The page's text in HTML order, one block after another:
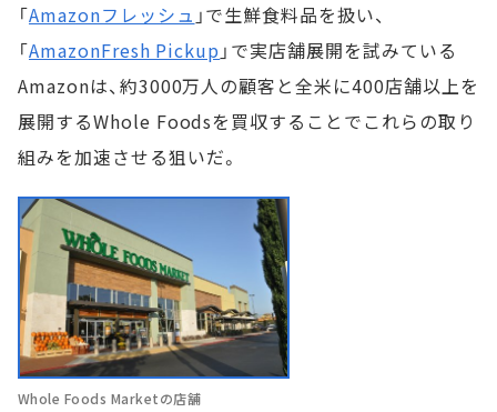
「Amazonフレッシュ 」で生鮮食料品を扱い、
「AmazonFresh Pickup 」で実店舗展開を試みている
Amazonは、約3000万人の顧客と全米に400店舗以上を
展開するWhole Foodsを買収することでこれらの取り
組みを加速させる狙いだ。
Whole Foods Marketの店舗